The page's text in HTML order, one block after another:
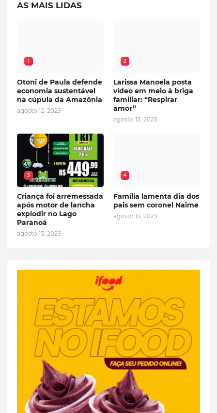
AS MAIS LIDAS
1
Otoni de Paula defende
economia sustentável
na cúpula da Amazônia
agosto 12, 2023
2
Larissa Manoela posta
vídeo em meio à briga
familiar: “Respirar
amor”
agosto 13, 2023
3
Criança foi arremessada
após motor de lancha
explodir no Lago
Paranoá
agosto 15, 2023
4
Família lamenta dia dos
pais sem coronel Naime
agosto 13, 2023